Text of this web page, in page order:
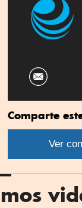
Comparte
Ver